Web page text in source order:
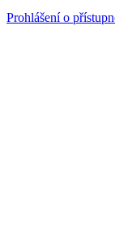
Prohlášení o